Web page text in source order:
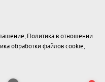
, Политика в отношении
обработки файлов cookie,